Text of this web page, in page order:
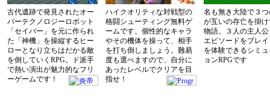
古代遺跡で発見されたオー
バーテクノロジーロボット
「セイバー」を元に作られ
た「神機」を操縦するヒー
ローとなり立ちはだかる敵
を倒していくRPG。ド派手
で熱い演出が魅力的なフリ
ーゲームです！
ハイクオリティな対戦型の
格闘シューティング無料ゲ
ームです。個性的なキャラ
やその機体を操って、相手
を打ち倒しましょう。難易
度も選べますので、自分に
あったレベルでクリアを目
指せ！
名も無き大陸で３
が互いの存亡を掛
物語。３人の主人
エピソードをプレ
を体験できるシミ
ョンRPGです